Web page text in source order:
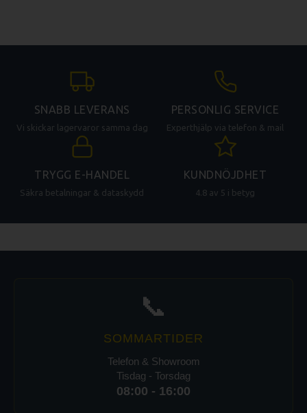
SNABB LEVERANS
Vi skickar lagervaror samma dag
PERSONLIG SERVICE
Experthjälp via telefon & mail
TRYGG E-HANDEL
Säkra betalningar & dataskydd
KUNDNÖJDHET
4.8 av 5 i betyg
📞
SOMMARTIDER
Telefon & Showroom
Tisdag - Torsdag
08:00 - 16:00